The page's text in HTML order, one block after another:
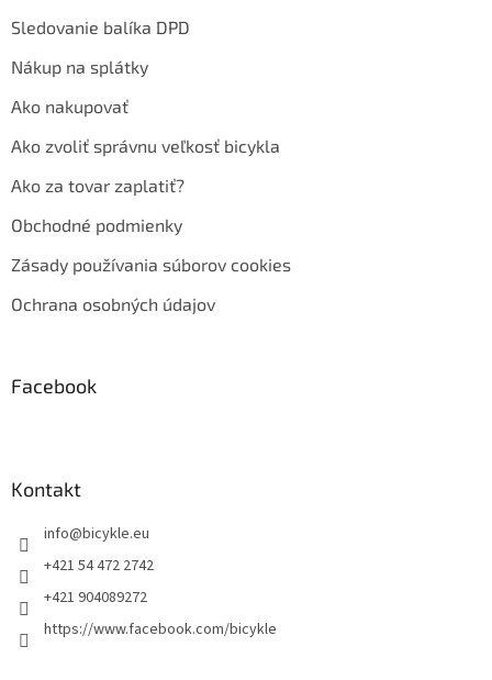
Sledovanie balíka DPD
Nákup na splátky
Ako nakupovať
Ako zvoliť správnu veľkosť bicykla
Ako za tovar zaplatiť?
Obchodné podmienky
Zásady používania súborov cookies
Ochrana osobných údajov
Facebook
Kontakt
info@bicykle.eu
+421 54 472 2742
+421 904089272
https://www.facebook.com/bicykle